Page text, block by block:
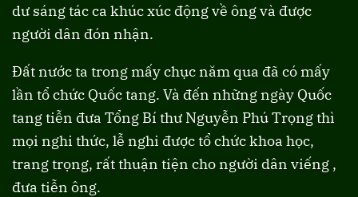
dư sáng tác ca khúc xúc động về ông và được
người dân đón nhận.
Đất nước ta trong mấy chục năm qua đã có mấy
lần tổ chức Quốc tang. Và đến những ngày Quốc
tang tiễn đưa Tổng Bí thư Nguyễn Phú Trọng thì
mọi nghi thức, lễ nghi được tổ chức khoa học,
trang trọng, rất thuận tiện cho người dân viếng ,
đưa tiễn ông.